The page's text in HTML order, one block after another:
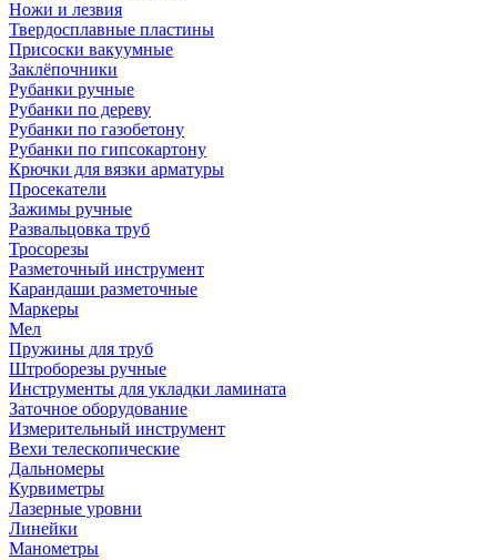
Ножи и лезвия
Твердосплавные пластины
Присоски вакуумные
Заклёпочники
Рубанки ручные
Рубанки по дереву
Рубанки по газобетону
Рубанки по гипсокартону
Крючки для вязки арматуры
Просекатели
Зажимы ручные
Развальцовка труб
Тросорезы
Разметочный инструмент
Карандаши разметочные
Маркеры
Мел
Пружины для труб
Штроборезы ручные
Инструменты для укладки ламината
Заточное оборудование
Измерительный инструмент
Вехи телескопические
Дальномеры
Курвиметры
Лазерные уровни
Линейки
Манометры